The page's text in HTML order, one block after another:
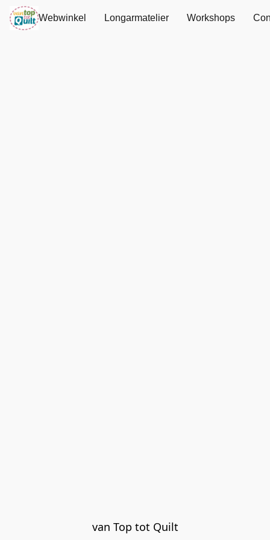
Webwinkel Longarmatelier Workshops
van Top tot Quilt